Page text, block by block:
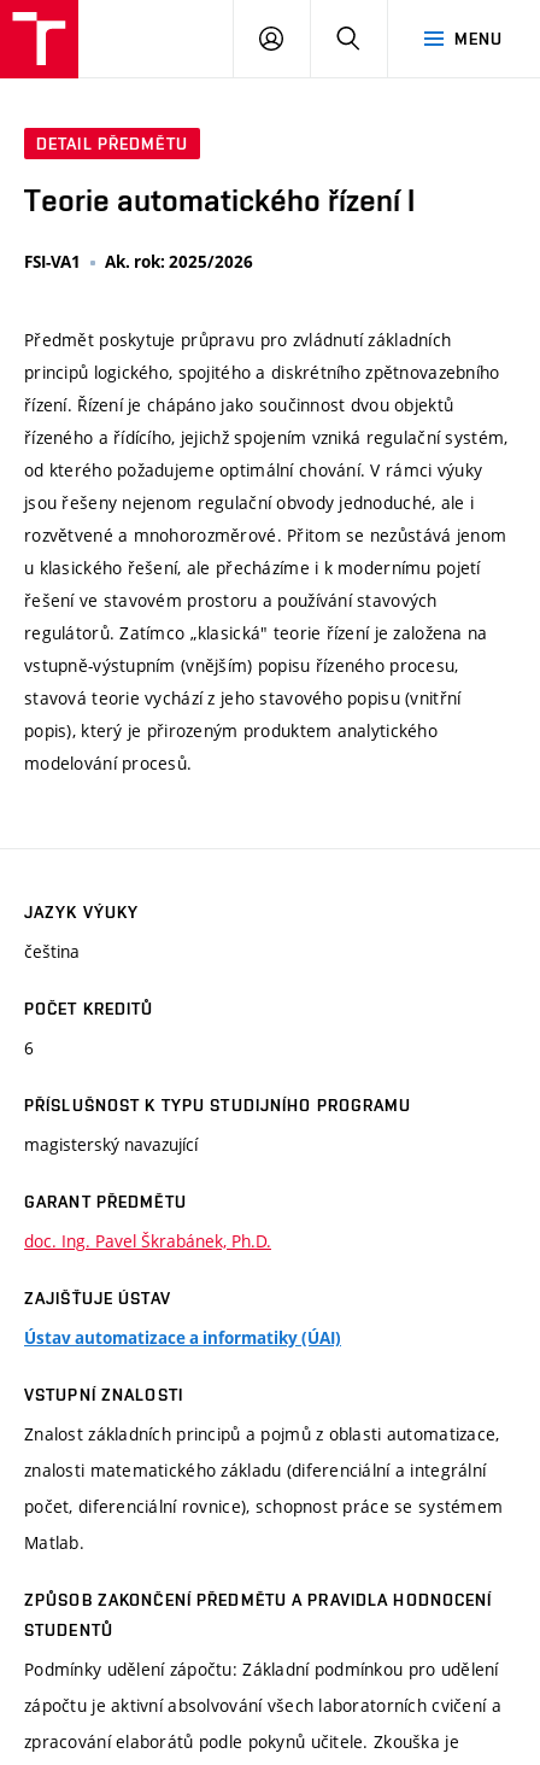
MENU
PŘIHLÁSIT
DETAIL PŘEDMĚTU
Teorie automatického řízení I
FSI-VA1 Ak. rok: 2025/2026
Předmět poskytuje průpravu pro zvládnutí základních
principů logického, spojitého a diskrétního zpětnovazebního
řízení. Řízení je chápáno jako součinnost dvou objektů
řízeného a řídícího, jejichž spojením vzniká regulační systém,
od kterého požadujeme optimální chování. V rámci výuky
jsou řešeny nejenom regulační obvody jednoduché, ale i
rozvětvené a mnohorozměrové. Přitom se nezůstává jenom
u klasického řešení, ale přecházíme i k modernímu pojetí
řešení ve stavovém prostoru a používání stavových
regulátorů. Zatímco „klasická" teorie řízení je založena na
vstupně-výstupním (vnějším) popisu řízeného procesu,
stavová teorie vychází z jeho stavového popisu (vnitřní
popis), který je přirozeným produktem analytického
modelování procesů.
JAZYK VÝUKY
čeština
POČET KREDITŮ
6
PŘÍSLUŠNOST K TYPU STUDIJNÍHO PROGRAMU
magisterský navazující
GARANT PŘEDMĚTU
doc. Ing. Pavel Škrabánek, Ph.D.
ZAJIŠŤUJE ÚSTAV
Ústav automatizace a informatiky (ÚAI)
VSTUPNÍ ZNALOSTI
Znalost základních principů a pojmů z oblasti automatizace,
znalosti matematického základu (diferenciální a integrální
počet, diferenciální rovnice), schopnost práce se systémem
Matlab.
ZPŮSOB ZAKONČENÍ PŘEDMĚTU A PRAVIDLA HODNOCENÍ
STUDENTŮ
Podmínky udělení zápočtu: Základní podmínkou pro udělení
zápočtu je aktivní absolvování všech laboratorních cvičení a
zpracování elaborátů podle pokynů učitele. Zkouška je